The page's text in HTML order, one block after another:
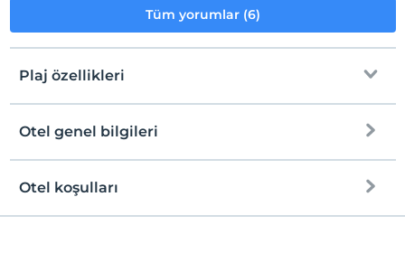
Tüm yorumlar (6)
Plaj özellikleri
Plaja 2 km mesafededir
Otel genel bilgileri
Otel koşulları
Check/in